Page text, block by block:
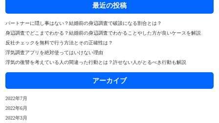
最近の投稿
パートナーに隠し事はない？結婚前の身辺調査で破談になる割合とは？
身辺調査でどこまでわかる？結婚前の身辺調査でわかることやした方が良いケースを解説
反社チェックを無料で行う方法とその正確性は？
浮気調査アプリを絶対使ってはいけない理由
浮気の復讐を考えている人の間違った行動とは？許せない人がとるべき行動も解説
アーカイブ
2022年7月
2022年6月
2022年3月